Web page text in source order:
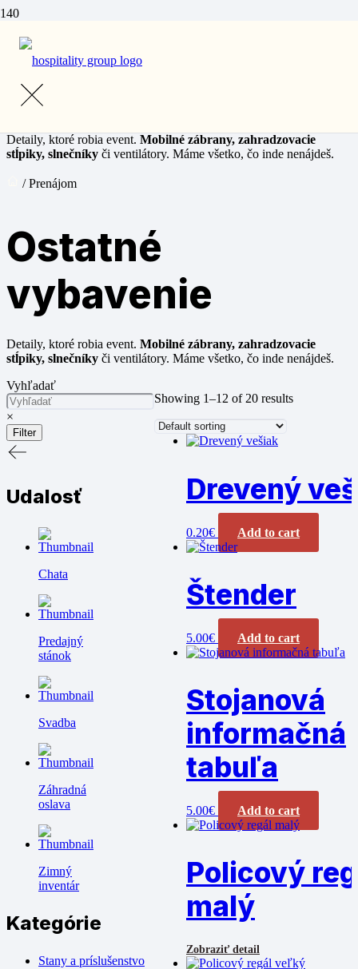
Prenájom
Detaily, ktoré robia event. Mobilné zábrany, zahradzovacie
stĺpiky, slnečníky či ventilátory. Máme všetko, čo inde nenájdeš.
/ Prenájom
Ostatné
vybavenie
Detaily, ktoré robia event. Mobilné zábrany, zahradzovacie
stĺpiky, slnečníky či ventilátory. Máme všetko, čo inde nenájdeš.
Vyhľadať
×
Filter
Udalosť
Chata
Predajný
stánok
Svadba
Záhradná
oslava
Zimný
inventár
Kategórie
Stany a príslušenstvo
Showing 1–12 of 20 results
Drevený
0.20€ Add to cart
Štender
5.00€ Add to cart
Stojanová
informačná
tabuľa
5.00€ Add to cart
Policový
malý
Zobraziť detail